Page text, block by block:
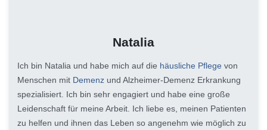
Natalia
Ich bin Natalia und habe mich auf die häusliche Pflege von
Menschen mit Demenz und Alzheimer-Demenz Erkrankung
spezialisiert. Ich bin sehr engagiert und habe eine große
Leidenschaft für meine Arbeit. Ich liebe es, meinen Patienten
zu helfen und ihnen das Leben so angenehm wie möglich zu